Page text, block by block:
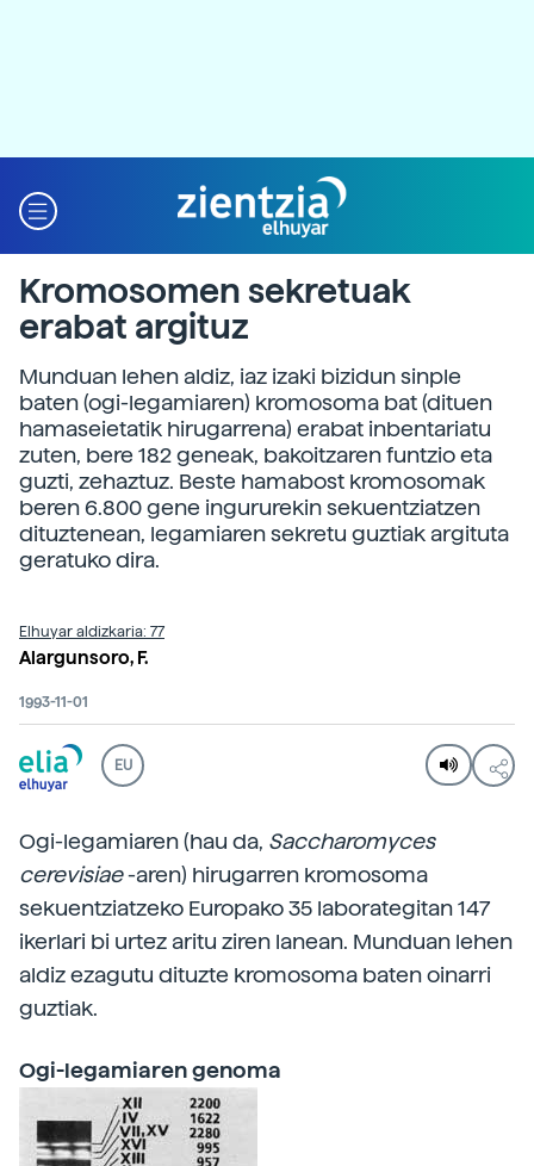
Kromosomen sekretuak
erabat argituz
Munduan lehen aldiz, iaz izaki bizidun sinple
baten (ogi-legamiaren) kromosoma bat (dituen
hamaseietatik hirugarrena) erabat inbentariatu
zuten, bere 182 geneak, bakoitzaren funtzio eta
guzti, zehaztuz. Beste hamabost kromosomak
beren 6.800 gene ingururekin sekuentziatzen
dituztenean, legamiaren sekretu guztiak argituta
geratuko dira.
Elhuyar aldizkaria: 77
Alargunsoro, F.
1993-11-01
EU
Ogi-legamiaren (hau da, Saccharomyces
cerevisiae-aren) hirugarren kromosoma
sekuentziatzeko Europako 35 laborategitan 147
ikerlari bi urtez aritu ziren lanean. Munduan lehen
aldiz ezagutu dituzte kromosoma baten oinarri
guztiak.
Ogi-legamiaren genoma